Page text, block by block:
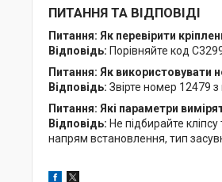
ПИТАННЯ ТА ВІДПОВІДІ
Питання: Як перевірити
Відповідь: Порівняйте код
Питання: Як використовувати
Відповідь: Звірте номер 12479
Питання: Які параметри
Відповідь: Не підбирайте
напрям встановлення, тип